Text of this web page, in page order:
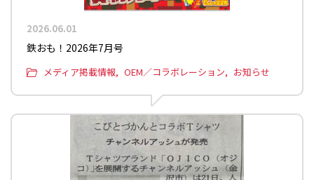
2026.06.01
鉄おも！2026年7月号
メディア掲載情報 OEM／コラボレーション お知らせ